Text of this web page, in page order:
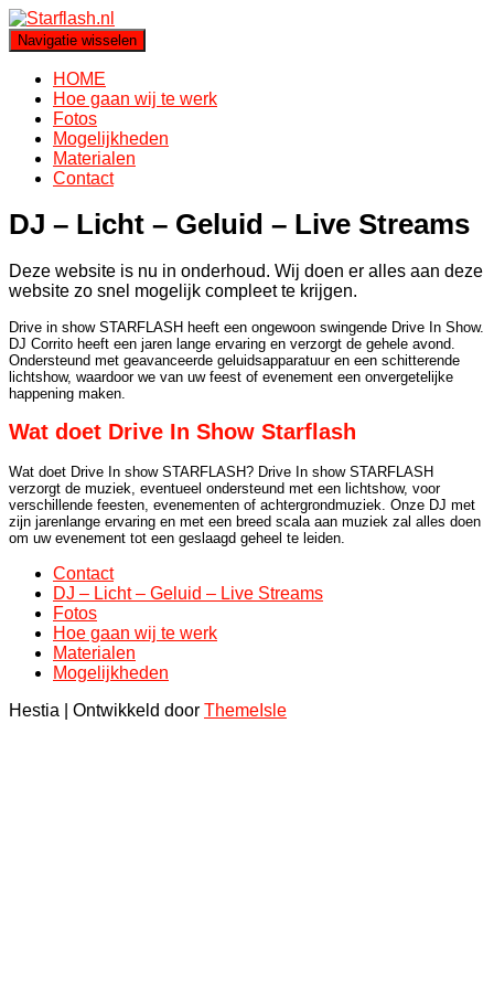
Navigatie wisselen
HOME
Hoe gaan wij te werk
Fotos
Mogelijkheden
Materialen
Contact
DJ – Licht – Geluid – Live Streams
Deze website is nu in onderhoud. Wij doen er alles aan deze
website zo snel mogelijk compleet te krijgen.
Drive in show STARFLASH heeft een ongewoon swingende Drive In Show.
DJ Corrito heeft een jaren lange ervaring en verzorgt de gehele avond.
Ondersteund met geavanceerde geluidsapparatuur en een schitterende
lichtshow, waardoor we van uw feest of evenement een onvergetelijke
happening maken.
Wat doet Drive In Show Starflash
Wat doet Drive In show STARFLASH? Drive In show STARFLASH
verzorgt de muziek, eventueel ondersteund met een lichtshow, voor
verschillende feesten, evenementen of achtergrondmuziek. Onze DJ met
zijn jarenlange ervaring en met een breed scala aan muziek zal alles doen
om uw evenement tot een geslaagd geheel te leiden.
Contact
DJ – Licht – Geluid – Live Streams
Fotos
Hoe gaan wij te werk
Materialen
Mogelijkheden
Hestia | Ontwikkeld door ThemeIsle